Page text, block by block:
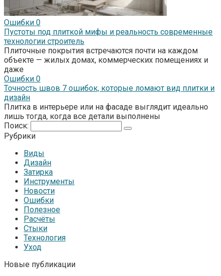
Ошибки 0
Пустоты под плиткой мифы и реальность современные
технологии строитель
Плиточные покрытия встречаются почти на каждом
объекте — жилых домах, коммерческих помещениях и
даже
Ошибки 0
Точность швов 7 ошибок, которые ломают вид плитки и
дизайн
Плитка в интерьере или на фасаде выглядит идеально
лишь тогда, когда все детали выполнены
Поиск:
Рубрики
Виды
Дизайн
Затирка
Инструменты
Новости
Ошибки
Полезное
Расчёты
Стыки
Технология
Уход
Новые публикации